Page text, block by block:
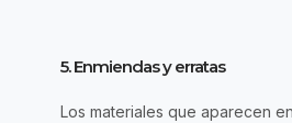
5. Enmiendas y erratas
Los materiales que aparecen